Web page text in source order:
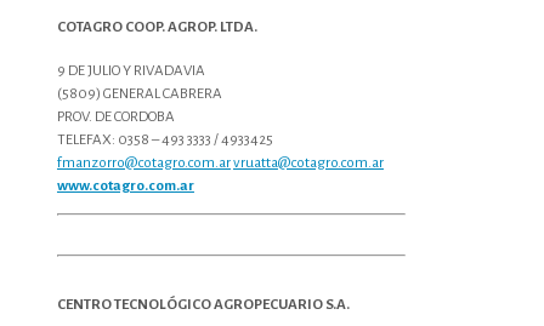
COTAGRO COOP. AGROP. LTDA.
9 DE JULIO Y RIVADAVIA
(5809) GENERAL CABRERA
PROV. DE CORDOBA
TELEFAX: 0358 – 493 3333 / 4933425
fmanzorro@cotagro.com.arvruatta@cotagro.com.ar
www.cotagro.com.ar
CENTRO TECNOLÓGICO AGROPECUARIO S.A.